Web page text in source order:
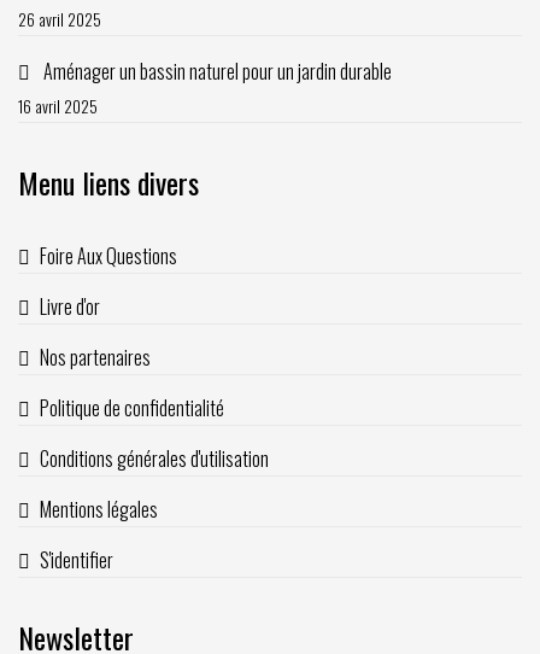
26 avril 2025
Aménager un bassin naturel pour un jardin durable
16 avril 2025
Menu liens divers
Foire Aux Questions
Livre d'or
Nos partenaires
Politique de confidentialité
Conditions générales d'utilisation
Mentions légales
S'identifier
Newsletter